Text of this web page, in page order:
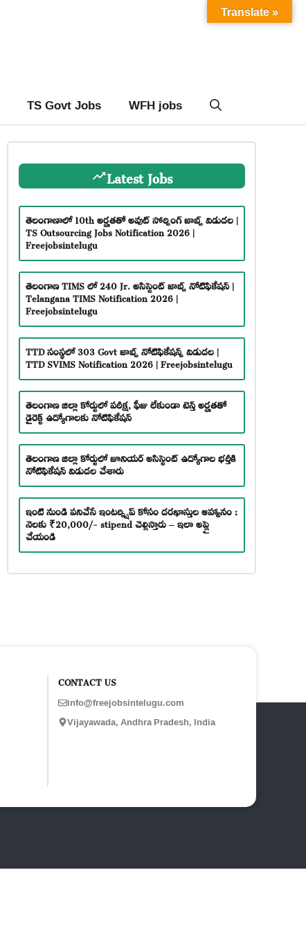
TS Govt Jobs WFH jobs
Latest Jobs
తెలంగాణాలో 10th అర్హతతో అవుట్ సోర్సింగ్ జాబ్స్ విడుదల |
TS Outsourcing Jobs Notification 2026 |
Freejobsintelugu
తెలంగాణ TIMS లో 240 Jr. అసిస్టెంట్ జాబ్స్ నోటిఫికేషన్ |
Telangana TIMS Notification 2026 |
Freejobsintelugu
TTD సంస్థలో 303 Govt జాబ్స్ నోటిఫికేషన్స్ విడుదల |
TTD SVIMS Notification 2026 | Freejobsintelugu
తెలంగాణ జిల్లా కోర్టులో పరీక్ష, ఫీజు లేకుండా టెన్త్ అర్హతతో
డైరెక్ట్ ఉద్యోగాలకు నోటిఫికేషన్
తెలంగాణ జిల్లా కోర్టులో జూనియర్ అసిస్టెంట్ ఉద్యోగాల భర్తీకి
నోటిఫికేషన్ విడుదల చేశారు
ఇంటి నుండి పనిచేసే ఇంటర్న్షిప్ కోసం దరఖాస్తుల ఆహ్వానం :
నెలకు ₹20,000/- stipend చెల్లిస్తారు – ఇలా అప్లై
చేయండి
CONTACT US
info@freejobsintelugu.com
Vijayawada, Andhra Pradesh, India
Translate »